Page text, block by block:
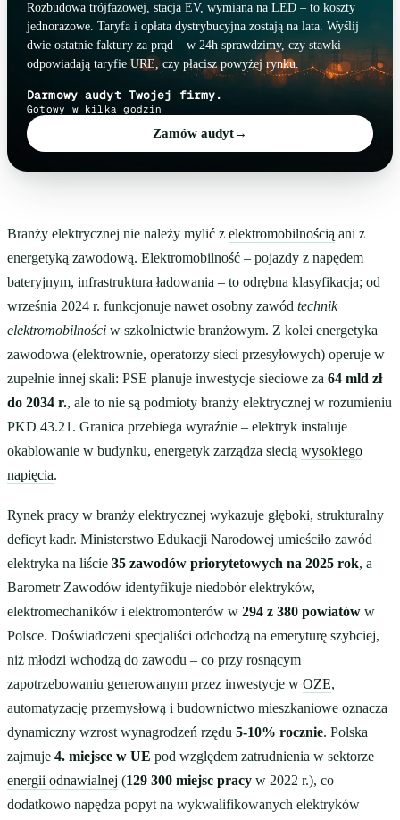
Rozbudowa trójfazowej, stacja EV, wymiana na LED – to koszty
jednorazowe. Taryfa i opłata dystrybucyjna zostają na lata. Wyślij
dwie ostatnie faktury za prąd – w 24h sprawdzimy, czy stawki
odpowiadają taryfie URE, czy płacisz powyżej rynku.
Zamów audyt→
Darmowy audyt Twojej firmy.
Gotowy w kilka godzin
Branży elektrycznej nie należy mylić z elektromobilnością ani z
energetyką zawodową. Elektromobilność – pojazdy z napędem
bateryjnym, infrastruktura ładowania – to odrębna klasyfikacja; od
września 2024 r. funkcjonuje nawet osobny zawód technik
elektromobilności w szkolnictwie branżowym. Z kolei energetyka
zawodowa (elektrownie, operatorzy sieci przesyłowych) operuje w
zupełnie innej skali: PSE planuje inwestycje sieciowe za 64 mld zł
do 2034 r., ale to nie są podmioty branży elektrycznej w rozumieniu
PKD 43.21. Granica przebiega wyraźnie – elektryk instaluje
okablowanie w budynku, energetyk zarządza siecią wysokiego
napięcia.
Rynek pracy w branży elektrycznej wykazuje głęboki, strukturalny
deficyt kadr. Ministerstwo Edukacji Narodowej umieściło zawód
elektryka na liście 35 zawodów priorytetowych na 2025 rok, a
Barometr Zawodów identyfikuje niedobór elektryków,
elektromechaników i elektromonterów w 294 z 380 powiatów w
Polsce. Doświadczeni specjaliści odchodzą na emeryturę szybciej,
niż młodzi wchodzą do zawodu – co przy rosnącym
zapotrzebowaniu generowanym przez inwestycje w OZE,
automatyzację przemysłową i budownictwo mieszkaniowe oznacza
dynamiczny wzrost wynagrodzeń rzędu 5-10% rocznie. Polska
zajmuje 4. miejsce w UE pod względem zatrudnienia w sektorze
energii odnawialnej (129 300 miejsc pracy w 2022 r.), co
dodatkowo napędza popyt na wykwalifikowanych elektryków